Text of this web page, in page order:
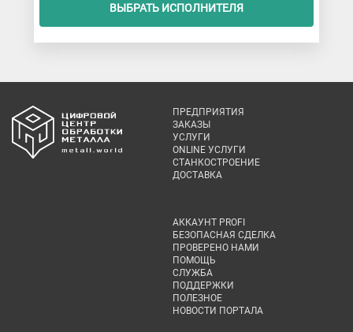
ВЫБРАТЬ ИСПОЛНИТЕЛЯ
ПРЕДПРИЯТИЯ
ЗАКАЗЫ
УСЛУГИ
ONLINE УСЛУГИ
СТАНКОСТРОЕНИЕ
ДОСТАВКА
АККАУНТ PROFI
БЕЗОПАСНАЯ СДЕЛКА
ПРОВЕРЕНО НАМИ
ПОМОЩЬ
СЛУЖБА
ПОДДЕРЖКИ
ПОЛЕЗНОЕ
НОВОСТИ ПОРТАЛА